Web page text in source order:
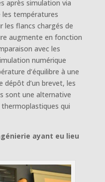
après simulation via
températures
les flancs chargés de
augmente en fonction
avec les
numérique
d’équilibre à une
dépôt d’un brevet, les
sont une alternative
qui
ayant eu lieu